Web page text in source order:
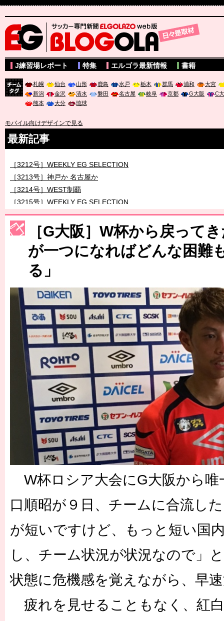
サッカー専門新聞ELGOLAZO web版 BLOGOLA
J練習場レポート 特集 エルゴラ最新情報 書籍
札幌 仙台 山形 鹿島 水戸 栃木 群馬 浦和
大宮
新潟
金沢 清水 磐田 名古屋 岐阜 京都 G大阪
C
熊本
大分 琉球
モバイル向けデザインで見る
最新記事
［3212号］WEEKLY EG SELECTION
［3213号］神戸か 名古屋か
［3215号］WEEKLY EG SELECTION
［3216号］行く末占うラストワン
［3217号］最高の景色へ出国
［3218号］WEEKLY EG SELECTION
［3219号］特別な覇者へ 大逆転か連破か
［3220号］伝説の王者、黄金のシャーレ
［G大阪］W杯から戻って
が一つになればどんな困難
る」
W杯ロシア大会にG大阪から唯
口順昭が９日、チームに合流し
が短いですけど、もっと短い国
し、チーム状況が状況なので」
状態に危機感を覚えながら、早
疲れを見せることもなく、紅